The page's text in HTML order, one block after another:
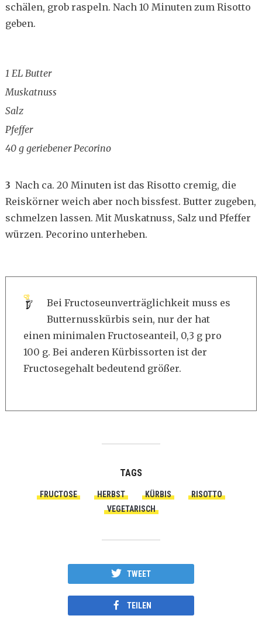
schälen, grob raspeln. Nach 10 Minuten zum Risotto
geben.
1 EL Butter
Muskatnuss
Salz
Pfeffer
40 g geriebener Pecorino
3 Nach ca. 20 Minuten ist das Risotto cremig, die
Reiskörner weich aber noch bissfest. Butter zugeben,
schmelzen lassen. Mit Muskatnuss, Salz und Pfeffer
würzen. Pecorino unterheben.
Bei Fructoseunverträglichkeit muss es
Butternusskürbis sein, nur der hat
einen minimalen Fructoseanteil, 0,3 g pro
100 g. Bei anderen Kürbissorten ist der
Fructosegehalt bedeutend größer.
TAGS
FRUCTOSE HERBST KÜRBIS
RISOTTO
VEGETARISCH
TWEET
TEILEN